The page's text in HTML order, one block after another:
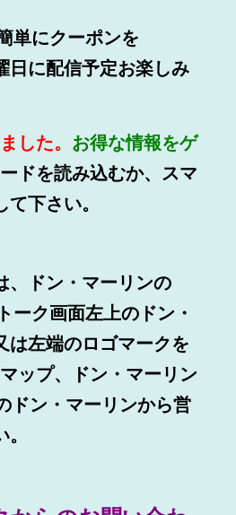
単にクーポンを
日に配信予定お楽しみ
した。 お得な情報をゲ
ドを読み込むか、スマ
下さい。
、ドン・マーリンの
ーク画面左上のドン・
は左端のロゴマークを
ップ、ドン・マーリン
ドン・マーリンから営